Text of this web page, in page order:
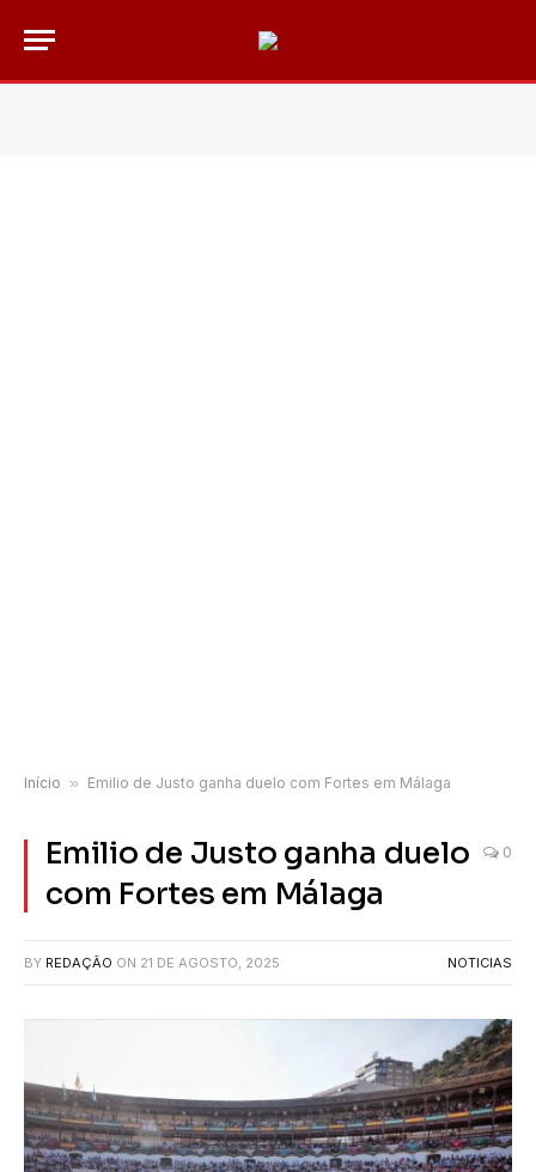
Início » Emilio de Justo ganha duelo com Fortes em Málaga
Emilio de Justo ganha duelo
com Fortes em Málaga
0
BY REDAÇÃO ON 21 DE AGOSTO, 2025 NOTICIAS